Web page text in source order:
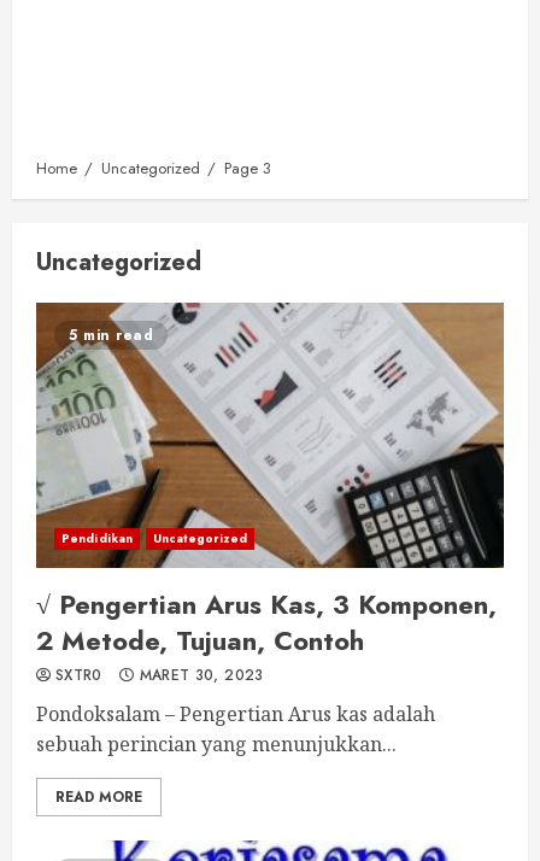
Home Uncategorized Page 3
Uncategorized
5 min read
Pendidikan Uncategorized
√ Pengertian Arus Kas, 3 Komponen,
2 Metode, Tujuan, Contoh
SXTR0 MARET 30, 2023
Pondoksalam – Pengertian Arus kas adalah
sebuah perincian yang menunjukkan...
READ MORE